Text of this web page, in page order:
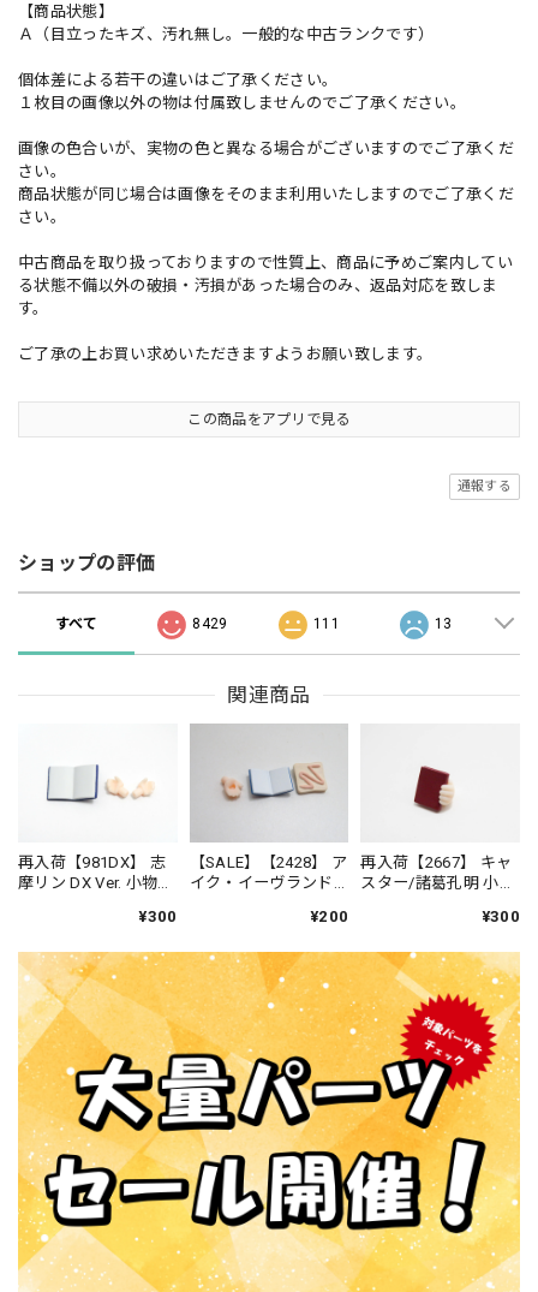
【商品状態】
Ａ（目立ったキズ、汚れ無し。一般的な中古ランクです）
個体差による若干の違いはご了承ください。
１枚目の画像以外の物は付属致しませんのでご了承ください。
画像の色合いが、実物の色と異なる場合がございますのでご了承くだ
さい。
商品状態が同じ場合は画像をそのまま利用いたしますのでご了承くだ
さい。
中古商品を取り扱っておりますので性質上、商品に予めご案内してい
る状態不備以外の破損・汚損があった場合のみ、返品対応を致しま
す。
ご了承の上お買い求めいただきますようお願い致します。
この商品をアプリで見る
通報する
ショップの評価
すべて 8429 111 13
関連商品
再入荷【981DX】 志
摩リン DX Ver. 小物パ
¥300
【SALE】【2428】 ア
イク・イーヴランド
スト ねんどろいど
¥200
再入荷【2667】 キャ
スター/諸葛孔明 小物
¥300